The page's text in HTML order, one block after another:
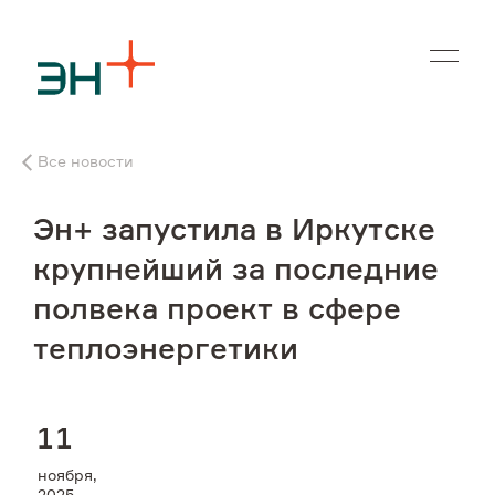
О нас
Чем мы занимаемся
Инвесторам
Все новости
Эн+ запустила в Иркутске
крупнейший за последние
полвека проект в сфере
теплоэнергетики
11
ноября,